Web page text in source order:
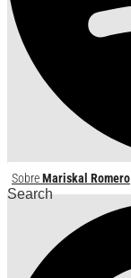
SobreMariskal Romero
Search